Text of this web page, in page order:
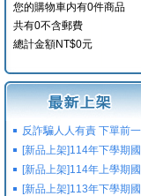
您的購物車内有0件商品
共有0不含郵費
總計金額NT$0元